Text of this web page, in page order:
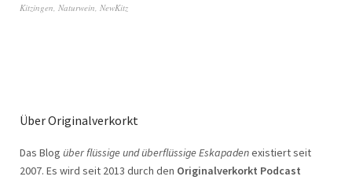
Kitzingen Naturwein NewKitz
Über Originalverkorkt
Das Blog über flüssige und überflüssige Eskapadenexistiert seit
2007. Es wird seit 2013 durch den Originalverkorkt Podcast